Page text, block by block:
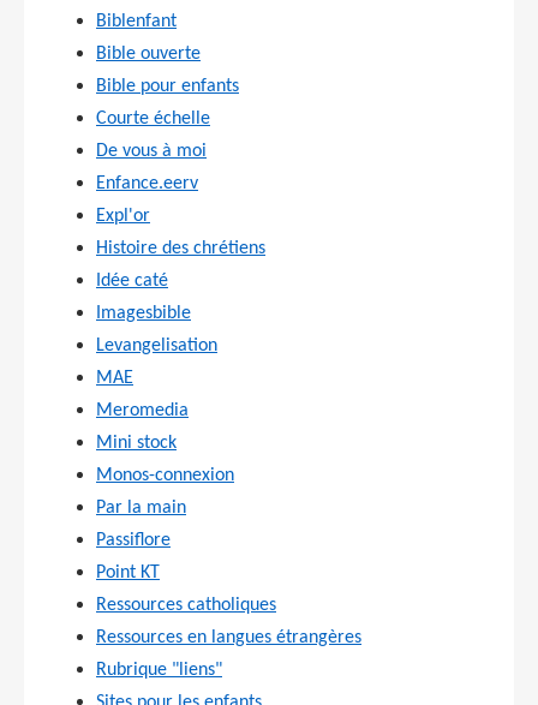
Biblenfant
Bible ouverte
Bible pour enfants
Courte échelle
De vous à moi
Enfance.eerv
Expl'or
Histoire des chrétiens
Idée caté
Imagesbible
Levangelisation
MAE
Meromedia
Mini stock
Monos-connexion
Par la main
Passiflore
Point KT
Ressources catholiques
Ressources en langues étrangères
Rubrique "liens"